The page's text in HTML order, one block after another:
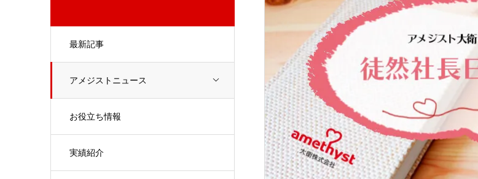
最新記事
アメジストニュース
お役立ち情報
実績紹介